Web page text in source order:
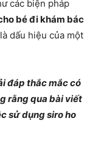
các biện pháp
bé đi khám bác
dấu hiệu của một
đáp thắc mắc có
rằng qua bài viết
sử dụng siro ho